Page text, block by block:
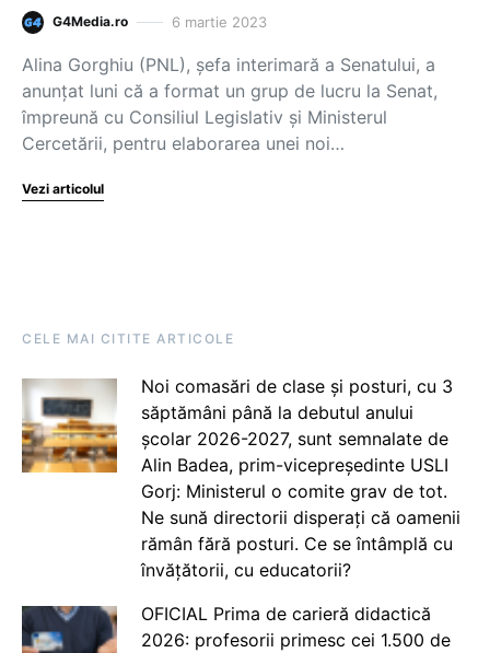
G4Media.ro 6 martie 2023
Alina Gorghiu (PNL), șefa interimară a Senatului, a
anunţat luni că a format un grup de lucru la Senat,
împreună cu Consiliul Legislativ şi Ministerul
Cercetării, pentru elaborarea unei noi…
Vezi articolul
CELE MAI CITITE ARTICOLE
Noi comasări de clase și posturi, cu 3
săptămâni până la debutul anului
școlar 2026-2027, sunt semnalate de
Alin Badea, prim-vicepreședinte USLI
Gorj: Ministerul o comite grav de tot.
Ne sună directorii disperați că oamenii
rămân fără posturi. Ce se întâmplă cu
învățătorii, cu educatorii?
OFICIAL Prima de carieră didactică
2026: profesorii primesc cei 1.500 de